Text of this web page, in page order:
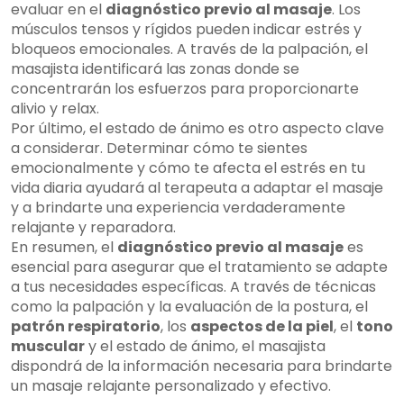
evaluar en el diagnóstico previo al masaje. Los
músculos tensos y rígidos pueden indicar estrés y
bloqueos emocionales. A través de la palpación, el
masajista identificará las zonas donde se
concentrarán los esfuerzos para proporcionarte
alivio y relax.
Por último, el estado de ánimo es otro aspecto clave
a considerar. Determinar cómo te sientes
emocionalmente y cómo te afecta el estrés en tu
vida diaria ayudará al terapeuta a adaptar el masaje
y a brindarte una experiencia verdaderamente
relajante y reparadora.
En resumen, el diagnóstico previo al masajees
esencial para asegurar que el tratamiento se adapte
a tus necesidades específicas. A través de técnicas
como la palpación y la evaluación de la postura, el
patrón respiratorio, los aspectos de la piel, el tono
musculary el estado de ánimo, el masajista
dispondrá de la información necesaria para brindarte
un masaje relajante personalizado y efectivo.